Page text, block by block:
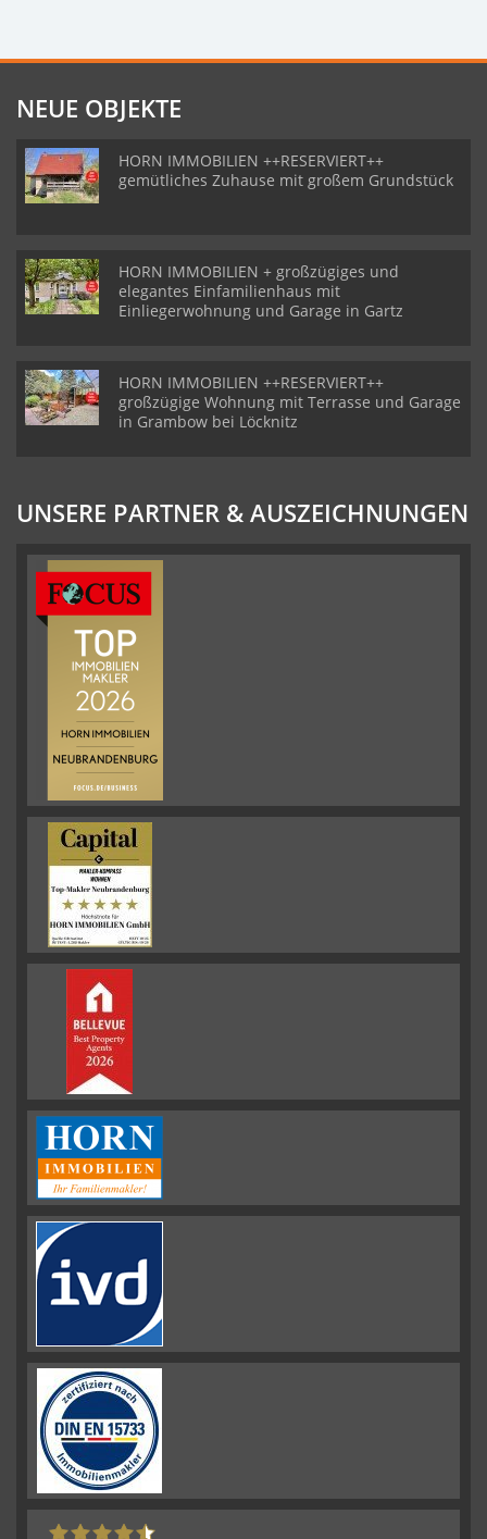
NEUE OBJEKTE
HORN IMMOBILIEN ++RESERVIERT++
gemütliches Zuhause mit großem Grundstück
HORN IMMOBILIEN + großzügiges und
elegantes Einfamilienhaus mit
Einliegerwohnung und Garage in Gartz
HORN IMMOBILIEN ++RESERVIERT++
großzügige Wohnung mit Terrasse und Garage
in Grambow bei Löcknitz
UNSERE PARTNER & AUSZEICHNUNGEN